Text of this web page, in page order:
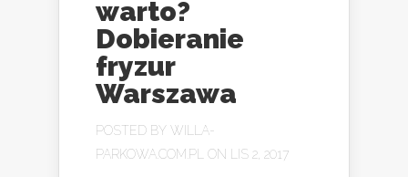
warto?
Dobieranie
fryzur
Warszawa
POSTED BY WILLA-
PARKOWA.COM.PL
ON LIS 2, 2017